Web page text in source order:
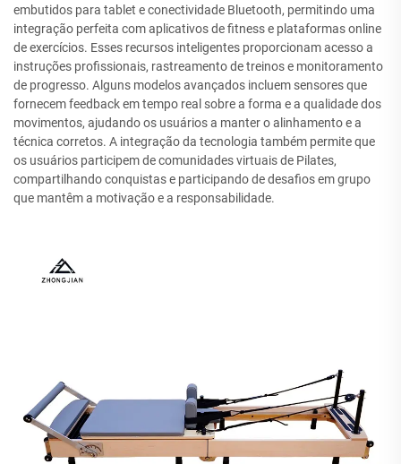
embutidos para tablet e conectividade Bluetooth, permitindo uma
integração perfeita com aplicativos de fitness e plataformas online
de exercícios. Esses recursos inteligentes proporcionam acesso a
instruções profissionais, rastreamento de treinos e monitoramento
de progresso. Alguns modelos avançados incluem sensores que
fornecem feedback em tempo real sobre a forma e a qualidade dos
movimentos, ajudando os usuários a manter o alinhamento e a
técnica corretos. A integração da tecnologia também permite que
os usuários participem de comunidades virtuais de Pilates,
compartilhando conquistas e participando de desafios em grupo
que mantêm a motivação e a responsabilidade.